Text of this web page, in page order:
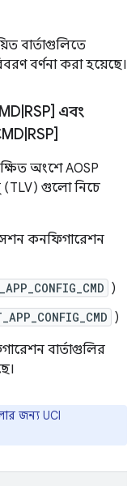
বার্তাগুলিতে
বর্ণনা করা হয়েছে।
RSP] এবং
RSP]
অংশে AOSP
(TLV) গুলো নিচে
কনফিগারেশন
)
)
বার্তাগুলির
জন্য UCI